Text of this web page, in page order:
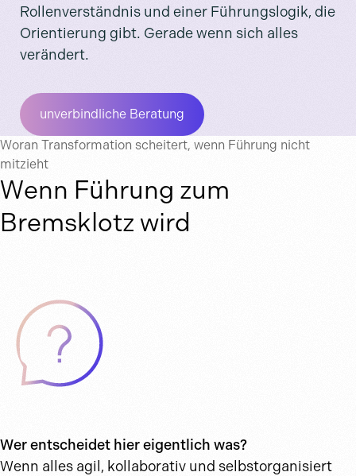
Rollenverständnis und einer Führungslogik, die
Orientierung gibt. Gerade wenn sich alles
verändert.
unverbindliche Beratung
Woran Transformation scheitert, wenn Führung nicht
mitzieht
Wenn Führung zum
Bremsklotz wird
Wer entscheidet hier eigentlich was?
Wenn alles agil, kollaborativ und selbstorganisiert